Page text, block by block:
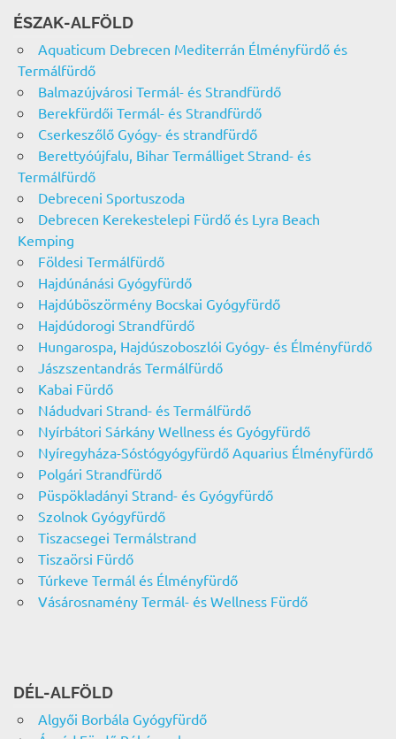
ÉSZAK-ALFÖLD
Aquaticum Debrecen Mediterrán Élményfürdő és
Termálfürdő
Balmazújvárosi Termál- és Strandfürdő
Berekfürdői Termál- és Strandfürdő
Cserkeszőlő Gyógy- és strandfürdő
Berettyóújfalu, Bihar Termálliget Strand- és
Termálfürdő
Debreceni Sportuszoda
Debrecen Kerekestelepi Fürdő és Lyra Beach
Kemping
Földesi Termálfürdő
Hajdúnánási Gyógyfürdő
Hajdúböszörmény Bocskai Gyógyfürdő
Hajdúdorogi Strandfürdő
Hungarospa, Hajdúszoboszlói Gyógy- és Élményfürdő
Jászszentandrás Termálfürdő
Kabai Fürdő
Nádudvari Strand- és Termálfürdő
Nyírbátori Sárkány Wellness és Gyógyfürdő
Nyíregyháza-Sóstógyógyfürdő Aquarius Élményfürdő
Polgári Strandfürdő
Püspökladányi Strand- és Gyógyfürdő
Szolnok Gyógyfürdő
Tiszacsegei Termálstrand
Tiszaörsi Fürdő
Túrkeve Termál és Élményfürdő
Vásárosnamény Termál- és Wellness Fürdő
DÉL-ALFÖLD
Algyői Borbála Gyógyfürdő